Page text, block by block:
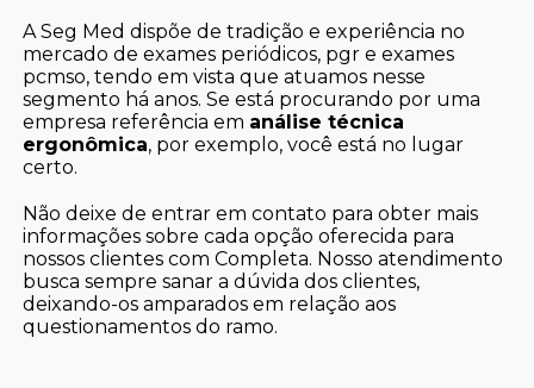
A Seg Med dispõe de tradição e experiência no
mercado de exames periódicos, pgr e exames
pcmso, tendo em vista que atuamos nesse
segmento há anos. Se está procurando por uma
empresa referência em análise técnica
ergonômica, por exemplo, você está no lugar
certo.
Não deixe de entrar em contato para obter mais
informações sobre cada opção oferecida para
nossos clientes com Completa. Nosso atendimento
busca sempre sanar a dúvida dos clientes,
deixando-os amparados em relação aos
questionamentos do ramo.